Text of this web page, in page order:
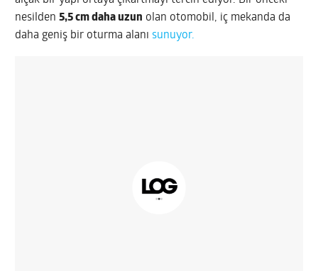
nesilden5,5 cm daha uzun olan otomobil, iç mekanda da
daha geniş bir oturma alanı sunuyor.